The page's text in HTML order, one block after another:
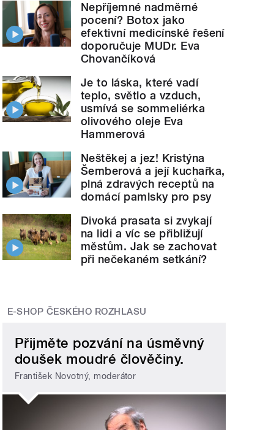
Nepříjemné nadměrné
pocení? Botox jako
efektivní medicínské řešení
doporučuje MUDr. Eva
Chovančíková
Je to láska, které vadí
teplo, světlo a vzduch,
usmívá se sommeliérka
olivového oleje Eva
Hammerová
Neštěkej a jez! Kristýna
Šemberová a její kuchařka,
plná zdravých receptů na
domácí pamlsky pro psy
Divoká prasata si zvykají
na lidi a víc se přibližují
městům. Jak se zachovat
při nečekaném setkání?
E-SHOP ČESKÉHO ROZHLASU
Přijměte pozvání na úsměvný
doušek moudré člověčiny.
František Novotný, moderátor